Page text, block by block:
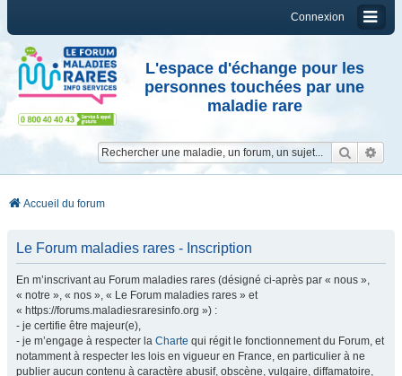
Connexion
L'espace d'échange pour les
personnes touchées par une
maladie rare
Accueil du forum
Le Forum maladies rares - Inscription
En m’inscrivant au Forum maladies rares (désigné ci-après par « nous »,
« notre », « nos », « Le Forum maladies rares » et
« https://forums.maladiesraresinfo.org ») :
- je certifie être majeur(e),
- je m’engage à respecter la Charte qui régit le fonctionnement du Forum, et
notamment à respecter les lois en vigueur en France, en particulier à ne
publier aucun contenu à caractère abusif, obscène, vulgaire, diffamatoire,